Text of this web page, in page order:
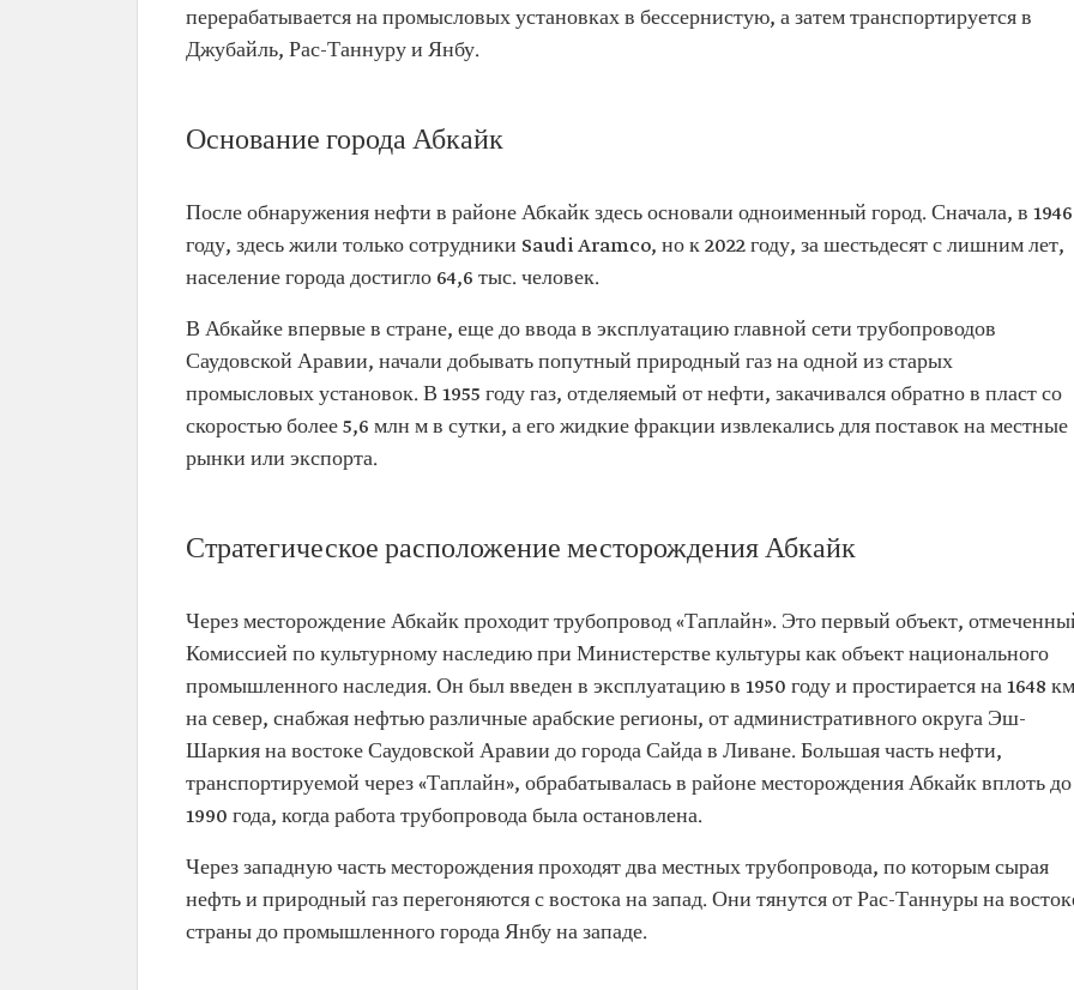
перерабатывается на промысловых установках в бессернистую, а затем транспортируется в
Джубайль, Рас-Таннуру и Янбу.
Основание города Абкайк
После обнаружения нефти в районе Абкайк здесь основали одноименный город. Сначала, в 1946
году, здесь жили только сотрудники Saudi Aramco, но к 2022 году, за шестьдесят с лишним лет,
население города достигло 64,6 тыс. человек.
В Абкайке впервые в стране, еще до ввода в эксплуатацию главной сети трубопроводов
Саудовской Аравии, начали добывать попутный природный газ на одной из старых
промысловых установок. В 1955 году газ, отделяемый от нефти, закачивался обратно в пласт со
скоростью более 5,6 млн м в сутки, а его жидкие фракции извлекались для поставок на местные
рынки или экспорта.
Стратегическое расположение месторождения Абкайк
Через месторождение Абкайк проходит трубопровод «Таплайн». Это первый объект,
Комиссией по культурному наследию при Министерстве культуры как объект национального
промышленного наследия. Он был введен в эксплуатацию в 1950 году и простирается на 1648 км
на север, снабжая нефтью различные арабские регионы, от административного округа Эш-
Шаркия на востоке Саудовской Аравии до города Сайда в Ливане. Большая часть нефти,
транспортируемой через «Таплайн», обрабатывалась в районе месторождения Абкайк вплоть до
1990 года, когда работа трубопровода была остановлена.
Через западную часть месторождения проходят два местных трубопровода, по которым сырая
нефть и природный газ перегоняются с востока на запад. Они тянутся от Рас-Таннуры на
страны до промышленного города Янбу на западе.